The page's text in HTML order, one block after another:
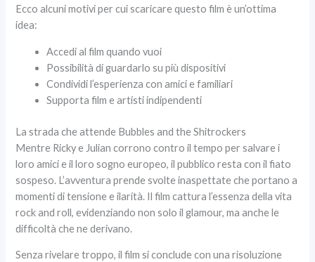
Ecco alcuni motivi per cui scaricare questo film è un’ottima
idea:
Accedi al film quando vuoi
Possibilità di guardarlo su più dispositivi
Condividi l’esperienza con amici e familiari
Supporta film e artisti indipendenti
La strada che attende Bubbles and the Shitrockers
Mentre Ricky e Julian corrono contro il tempo per salvare i
loro amici e il loro sogno europeo, il pubblico resta con il fiato
sospeso. L’avventura prende svolte inaspettate che portano a
momenti di tensione e ilarità. Il film cattura l’essenza della vita
rock and roll, evidenziando non solo il glamour, ma anche le
difficoltà che ne derivano.
Senza rivelare troppo, il film si conclude con una risoluzione